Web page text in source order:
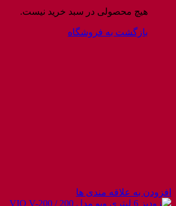
هیچ محصولی در سبد خرید نیست.
بازگشت به فروشگاه
افزودن به علاقه مندی ها